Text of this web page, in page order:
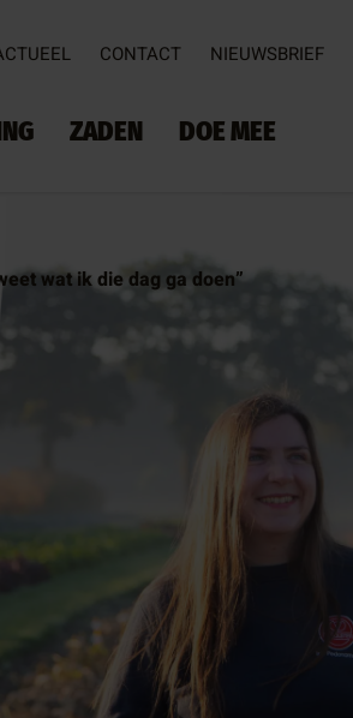
CONTACT NIEUWSBRIEF
ZADEN DOE MEE
wat ik die dag ga doen”